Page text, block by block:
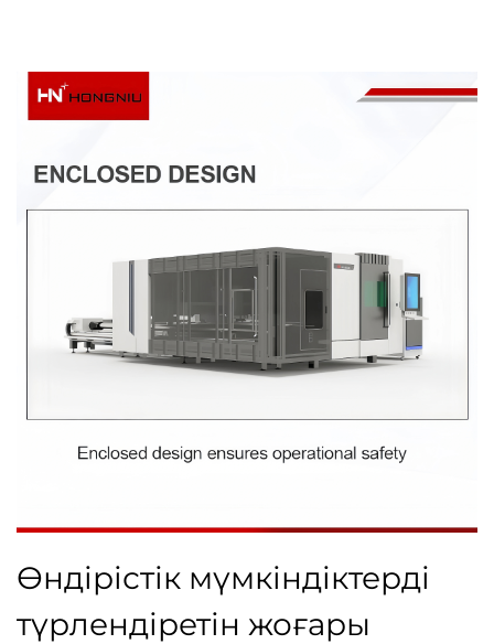
Өндірістік мүмкіндіктерді
түрлендіретін жоғары